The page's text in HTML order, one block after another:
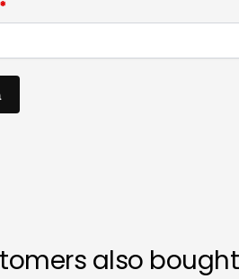
*
also bought